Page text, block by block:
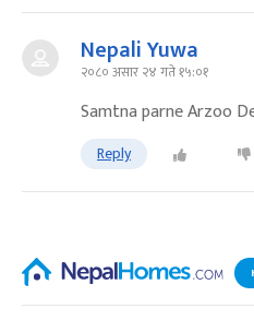
Nepali Yuwa
२०८० असार २४ गते १५:०१
Samtna parne Arzoo
Reply